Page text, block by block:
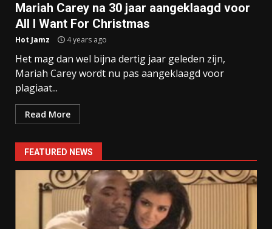
Mariah Carey na 30 jaar aangeklaagd voor
All I Want For Christmas
Hot Jamz 4 years ago
Het mag dan wel bijna dertig jaar geleden zijn,
Mariah Carey wordt nu pas aangeklaagd voor
plagiaat...
Read More
FEATURED NEWS